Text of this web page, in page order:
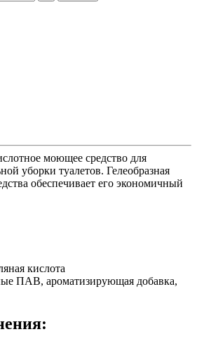
моющее средство для
уборки туалетов. Гелеобразная
обеспечивает его экономичный
кислота
ПАВ, ароматизирующая добавка,